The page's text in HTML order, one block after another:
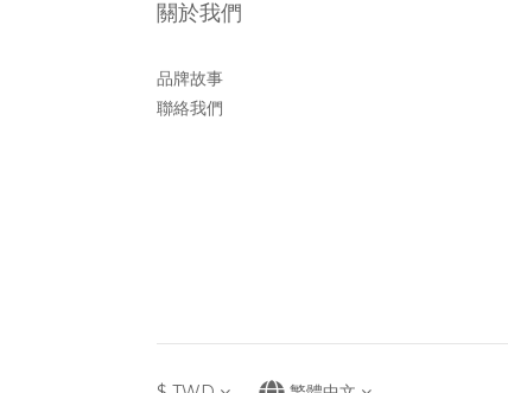
關於我們
品牌故事
聯絡我們